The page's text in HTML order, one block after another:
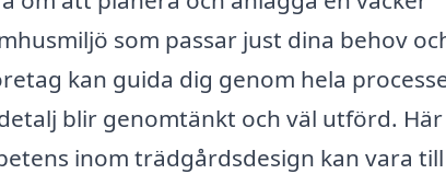
som passar just dina behov
kan guida dig genom hela
blir genomtänkt och väl utförd.
inom trädgårdsdesign kan vara till